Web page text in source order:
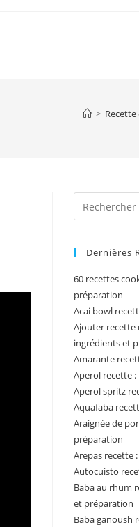
>
Dernières
60 recettes
préparation
Acai bowl
Ajouter recette
ingrédients et
Amarante
Aperol recette
Aperol spritz
Aquafaba
Araignée de
préparation
Arepas recette
Autocuisto
Baba au rhum
et préparation
Baba ganoush